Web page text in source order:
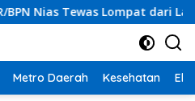
Lompat dari Lantai 12
Metro Daerah Kesehatan